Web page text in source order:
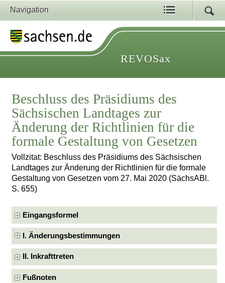
Navigation
REVOSax
Beschluss des Präsidiums des
Sächsischen Landtages zur
Änderung der Richtlinien für die
formale Gestaltung von Gesetzen
Vollzitat: Beschluss des Präsidiums des Sächsischen
Landtages zur Änderung der Richtlinien für die formale
Gestaltung von Gesetzen vom 27. Mai 2020 (SächsABl.
S. 655)
Eingangsformel
I. Änderungsbestimmungen
II. Inkrafttreten
Fußnoten